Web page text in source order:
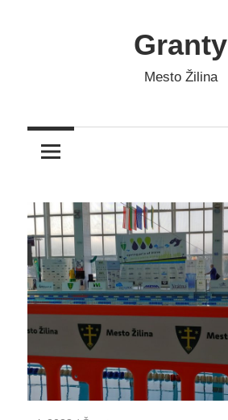
Granty
Mesto Žilina